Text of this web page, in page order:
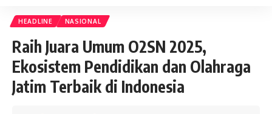
HEADLINE NASIONAL
Raih Juara Umum O2SN 2025,
Ekosistem Pendidikan dan Olahraga
Jatim Terbaik di Indonesia